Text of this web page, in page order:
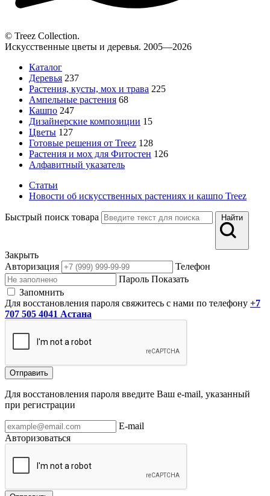
© Treez Collection.
Искусственные цветы и деревья. 2005—2026
Каталог
Деревья 237
Растения, кусты, мох и трава 225
Ампельные растения 68
Кашпо 247
Дизайнерские композиции 15
Цветы 127
Готовые решения от Treez 128
Растения и мох для Фитостен 126
Алфавитный указатель
Статьи
Новости об искусственных растениях и кашпо Treez
Быстрый поиск товара Найти
Закрыть
Авторизация
Телефон
Пароль Показать
Запомнить
Для восстановления пароля свяжитесь с нами по телефону +7
707 505 4041 Астана
Отправить
Для восстановления пароля введите Ваш e-mail, указанный
при регистрации
E-mail
Авторизоваться